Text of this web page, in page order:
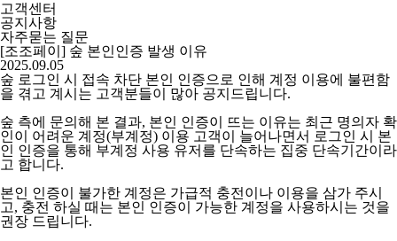
고객센터
공지사항
자주묻는 질문
[조조페이] 숲 본인인증 발생 이유
2025.09.05
숲 로그인 시 접속 차단 본인 인증으로 인해 계정 이용에 불편함
을 겪고 계시는 고객분들이 많아 공지드립니다.
숲 측에 문의해 본 결과, 본인 인증이 뜨는 이유는 최근 명의자 확
인이 어려운 계정(부계정) 이용 고객이 늘어나면서 로그인 시 본
인 인증을 통해 부계정 사용 유저를 단속하는 집중 단속기간이라
고 합니다.
본인 인증이 불가한 계정은 가급적 충전이나 이용을 삼가 주시
고, 충전 하실 때는 본인 인증이 가능한 계정을 사용하시는 것을
권장 드립니다.